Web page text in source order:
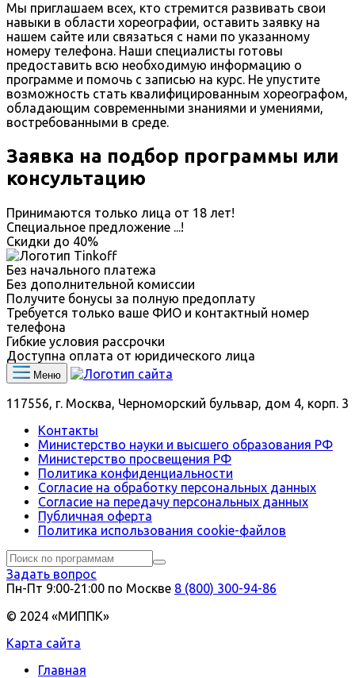
Мы приглашаем всех, кто стремится развивать свои
навыки в области хореографии, оставить заявку на
нашем сайте или связаться с нами по указанному
номеру телефона. Наши специалисты готовы
предоставить всю необходимую информацию о
программе и помочь с записью на курс. Не упустите
возможность стать квалифицированным хореографом,
обладающим современными знаниями и умениями,
востребованными в среде.
Заявка на подбор программы или
консультацию
Принимаются только лица от 18 лет!
Специальное предложение ...!
Скидки до 40%
Без начального платежа
Без дополнительной комиссии
Получите бонусы за полную предоплату
Требуется только ваше ФИО и контактный номер
телефона
Гибкие условия рассрочки
Доступна оплата от юридического лица
Меню
117556, г. Москва, Черноморский бульвар, дом 4, корп. 3
Контакты
Министерство науки и высшего образования РФ
Министерство просвещения РФ
Политика конфиденциальности
Согласие на обработку персональных данных
Согласие на передачу персональных данных
Публичная оферта
Политика использования сookie-файлов
Задать вопрос
Пн-Пт 9:00‑21:00 по Москве 8 (800) 300-94-86
© 2024 «МИППК»
Карта сайта
Главная